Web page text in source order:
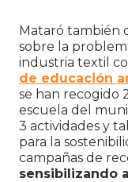
Mataró también
sobre la
industria textil
de educación
se han recogido
escuela del
3 actividades y
para la
campañas de
sensibilizando